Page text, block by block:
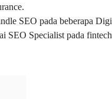
SEO pada beberapa
SEO Specialist pada